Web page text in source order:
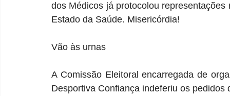
dos Médicos já protocolou
Estado da Saúde. Misericórdia!
Vão às urnas
A Comissão Eleitoral encarregada de
Desportiva Confiança indeferiu os pedidos